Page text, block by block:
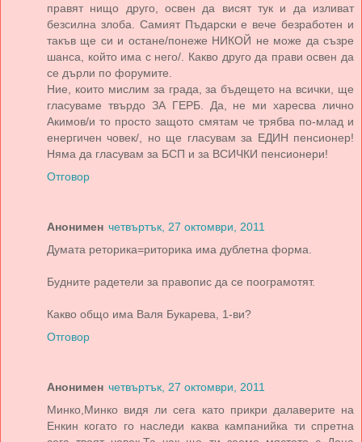
правят нищо друго, освен да висят тук и да изливат
безсилна злоба. Самият Пъдарски е вече безработен и
такъв ще си и остане/понеже НИКОЙ не може да съзре
шанса, който има с него/. Какво друго да прави освен да
се дърли по форумите.
Ние, които мислим за града, за бъдещето на всички, ще
гласуваме твърдо ЗА ГЕРБ. Да, не ми харесва лично
Акимов/и то просто защото смятам че трябва по-млад и
енергичен човек/, но ще гласувам за ЕДИН пенсионер!
Няма да гласувам за БСП и за ВСИЧКИ пенсионери!
Отговор
Анонимен четвъртък, 27 октомври, 2011
Думата реторика=риторика има дублетна форма.
Будните радетели за правопис да се поограмотят.
Какво общо има Валя Букарева, 1-ви?
Отговор
Анонимен четвъртък, 27 октомври, 2011
Минко,Минко видя ли сега като прикри далаверите на
Енкин когато го наследи каква кампанийка ти спретна